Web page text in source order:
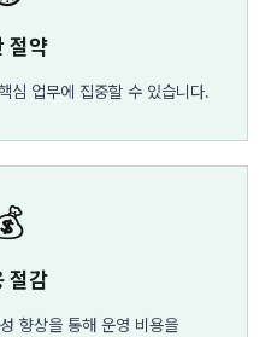
절약
심 업무에 집중할 수 있습니다.
절감
향상을 통해 운영 비용을